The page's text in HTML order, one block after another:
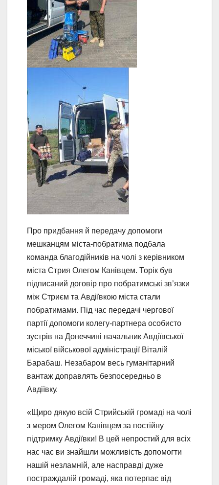
Про придбання й передачу допомоги
мешканцям міста-побратима подбала
команда благодійників на чолі з керівником
міста Стрия Олегом Канівцем. Торік був
підписаний договір про побратимські зв’язки
між Стриєм та Авдіївкою міста стали
побратимами. Під час передачі чергової
партії допомоги колегу-партнера особисто
зустрів на Донеччині начальник Авдіївської
міської військової адміністрації Віталій
Барабаш. Незабаром весь гуманітарний
вантаж доправлять безпосередньо в
Авдіївку.
«Щиро дякую всій Стрийській громаді на чолі
з мером Олегом Канівцем за постійну
підтримку Авдіївки! В цей непростий для всіх
нас час ви знайшли можливість допомогти
нашій незламній, але насправді дуже
постраждалій громаді, яка потерпає від